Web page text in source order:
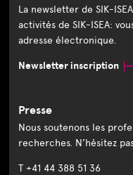
La newsletter de SIK-
activités de SIK-ISEA:
adresse électronique.
Newsletter inscription
Presse
Nous soutenons les
recherches. N’hésitez
T +41 44 388 51 36